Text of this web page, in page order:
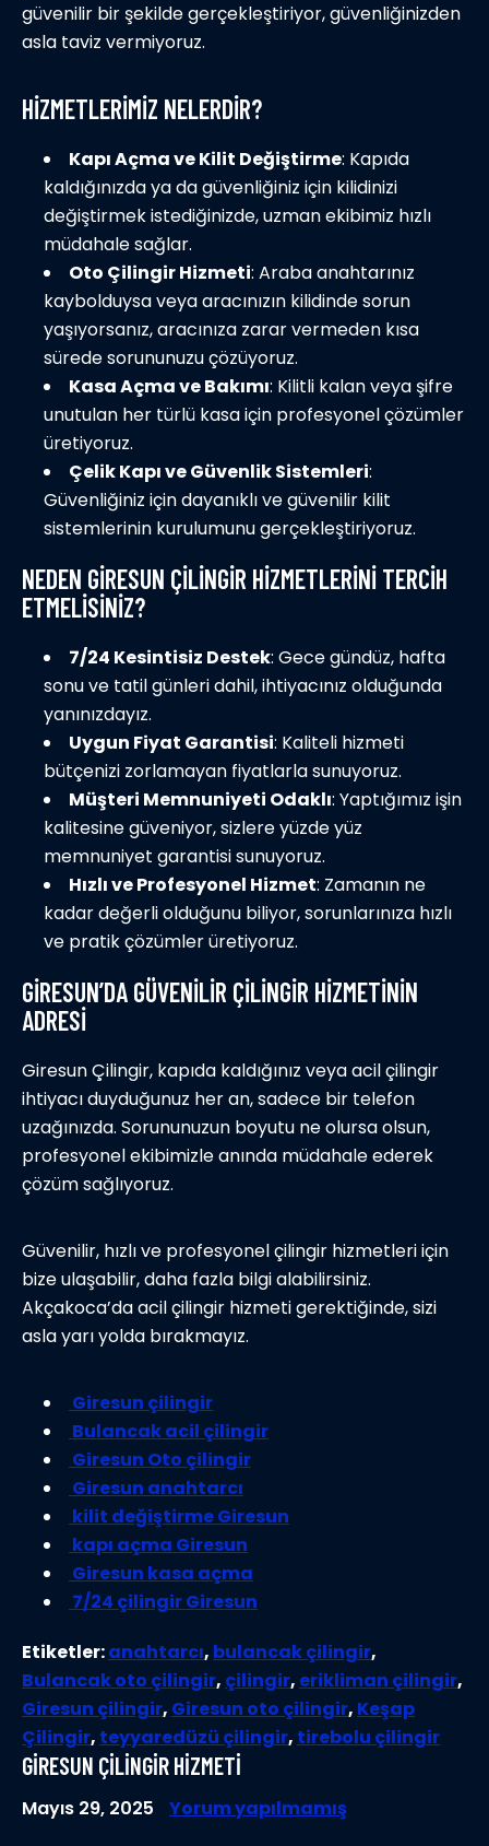
güvenilir bir şekilde gerçekleştiriyor, güvenliğinizden
asla taviz vermiyoruz.
HIZMETLERIMIZ NELERDIR?
Kapı Açma ve Kilit Değiştirme: Kapıda
kaldığınızda ya da güvenliğiniz için kilidinizi
değiştirmek istediğinizde, uzman ekibimiz hızlı
müdahale sağlar.
Oto Çilingir Hizmeti: Araba anahtarınız
kaybolduysa veya aracınızın kilidinde sorun
yaşıyorsanız, aracınıza zarar vermeden kısa
sürede sorununuzu çözüyoruz.
Kasa Açma ve Bakımı: Kilitli kalan veya şifre
unutulan her türlü kasa için profesyonel çözümler
üretiyoruz.
Çelik Kapı ve Güvenlik Sistemleri:
Güvenliğiniz için dayanıklı ve güvenilir kilit
sistemlerinin kurulumunu gerçekleştiriyoruz.
NEDEN GIRESUN ÇILINGIR HIZMETLERINI TERCIH
ETMELISINIZ?
7/24 Kesintisiz Destek: Gece gündüz, hafta
sonu ve tatil günleri dahil, ihtiyacınız olduğunda
yanınızdayız.
Uygun Fiyat Garantisi: Kaliteli hizmeti
bütçenizi zorlamayan fiyatlarla sunuyoruz.
Müşteri Memnuniyeti Odaklı: Yaptığımız işin
kalitesine güveniyor, sizlere yüzde yüz
memnuniyet garantisi sunuyoruz.
Hızlı ve Profesyonel Hizmet: Zamanın ne
kadar değerli olduğunu biliyor, sorunlarınıza hızlı
ve pratik çözümler üretiyoruz.
GIRESUN’DA GÜVENILIR ÇILINGIR HIZMETININ
ADRESI
Giresun Çilingir, kapıda kaldığınız veya acil çilingir
ihtiyacı duyduğunuz her an, sadece bir telefon
uzağınızda. Sorununuzun boyutu ne olursa olsun,
profesyonel ekibimizle anında müdahale ederek
çözüm sağlıyoruz.
Güvenilir, hızlı ve profesyonel çilingir hizmetleri için
bize ulaşabilir, daha fazla bilgi alabilirsiniz.
Akçakoca’da acil çilingir hizmeti gerektiğinde, sizi
asla yarı yolda bırakmayız.
Giresun çilingir
Bulancak acil çilingir
Giresun Oto çilingir
Giresun anahtarcı
kilit değiştirme Giresun
kapı açma Giresun
Giresun kasa açma
7/24 çilingir Giresun
Etiketler:anahtarcı, bulancak çilingir,
Bulancak oto çilingir, çilingir, erikliman çilingir,
Giresun çilingir, Giresun oto çilingir, Keşap
Çilingir, teyyaredüzü çilingir, tirebolu çilingir
GIRESUN ÇILINGIR HIZMETI
Mayıs 29, 2025 Yorum yapılmamış